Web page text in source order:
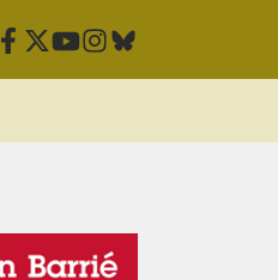
Facebook
Twitter
Youtube
Instagram
Bluesky